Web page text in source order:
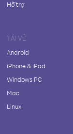
Hỗ trợ
TẢI VỀ
Android
iPhone & iPad
Windows PC
Mac
Linux